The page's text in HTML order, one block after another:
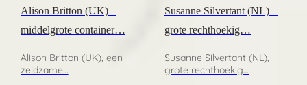
Alison Britton (UK) –
middelgrote container…
Alison Britton (UK), een
zeldzame…
Susanne Silvertant (NL) –
grote rechthoekig…
Susanne Silvertant (NL),
grote rechthoekig…